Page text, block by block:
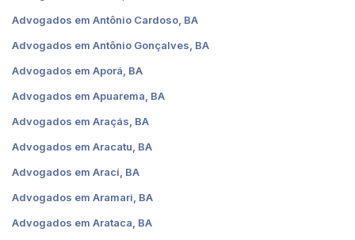
Advogados em Antônio Cardoso, BA
Advogados em Antônio Gonçalves, BA
Advogados em Aporá, BA
Advogados em Apuarema, BA
Advogados em Araçás, BA
Advogados em Aracatu, BA
Advogados em Araci, BA
Advogados em Aramari, BA
Advogados em Arataca, BA